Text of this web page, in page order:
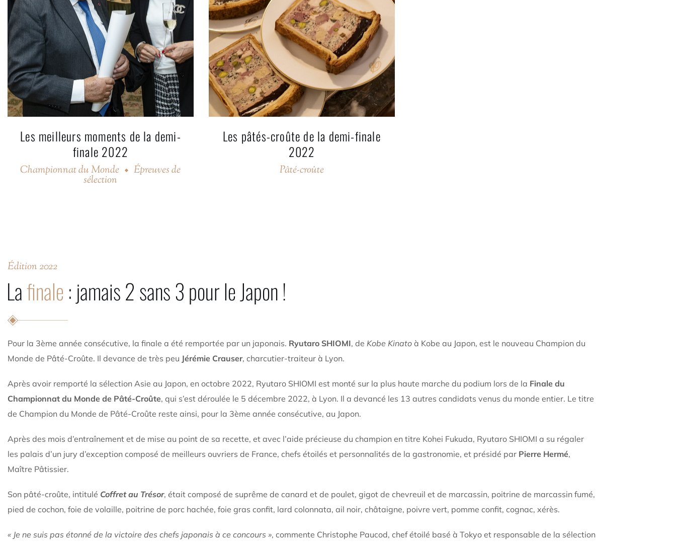
Les meilleurs moments de la demi-
finale 2022
Championnat du Monde Épreuves de
sélection
Les pâtés-croûte de la demi-finale
2022
Pâté-croûte
Édition 2022
Lafinale : jamais 2 sans 3 pour le Japon !
Pour la 3ème année consécutive, la finale a été remportée par un japonais. Ryutaro SHIOMI, de Kobe Kinato à Kobe au Japon, est le nouveau Champion du
Monde de Pâté-Croûte. Il devance de très peu Jérémie Crauser, charcutier-traiteur à Lyon.
Après avoir remporté la sélection Asie au Japon, en octobre 2022, Ryutaro SHIOMI est monté sur la plus haute marche du podium lors de la Finale du
Championnat du Monde de Pâté-Croûte, qui s’est déroulée le 5 décembre 2022, à Lyon. Il a devancé les 13 autres candidats venus du monde entier. Le titre
de Champion du Monde de Pâté-Croûte reste ainsi, pour la 3ème année consécutive, au Japon.
Après des mois d’entraînement et de mise au point de sa recette, et avec l’aide précieuse du champion en titre Kohei Fukuda, Ryutaro SHIOMI a su régaler
les palais d’un jury d’exception composé de meilleurs ouvriers de France, chefs étoilés et personnalités de la gastronomie, et présidé par Pierre Hermé,
Maître Pâtissier.
Son pâté-croûte, intitulé Coffret au Trésor, était composé de suprême de canard et de poulet, gigot de chevreuil et de marcassin, poitrine de marcassin fumé,
pied de cochon, foie de volaille, poitrine de porc hachée, foie gras confit, lard colonnata, ail noir, châtaigne, poivre vert, pomme confit, cognac, xérès.
« Je ne suis pas étonné de la victoire des chefs japonais à ce concours », commente Christophe Paucod, chef étoilé basé à Tokyo et responsable de la sélection